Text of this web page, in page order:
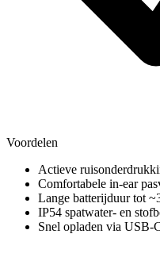
Voordelen
Actieve
Comfortabele in-ear
Lange batterijduur tot
IP54 spatwater- en
Snel opladen via